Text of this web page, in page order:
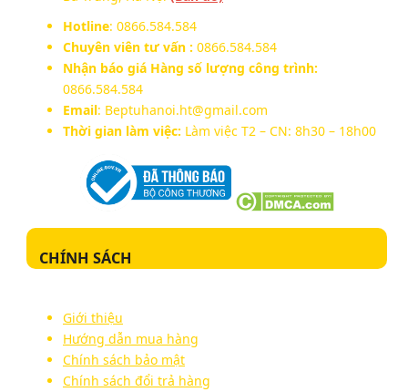
Hotline: 0866.584.584
Chuyên viên tư vấn : 0866.584.584
Nhận báo giá Hàng số lượng công trình:
0866.584.584
Email: Beptuhanoi.ht@gmail.com
Thời gian làm việc: Làm việc T2 – CN: 8h30 – 18h00
CHÍNH SÁCH
Giới thiệu
Hướng dẫn mua hàng
Chính sách bảo mật
Chính sách đổi trả hàng